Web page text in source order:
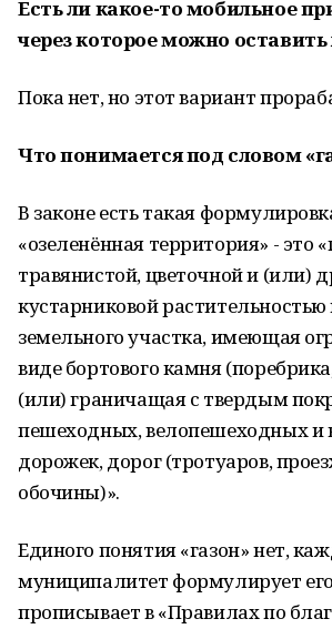
Есть ли какое-то мобильное
через которое можно
Пока нет, но этот вариант
Что понимается под словом
В законе есть такая
«озеленённая территория» - это
травянистой, цветочной и (или)
кустарниковой растительностью
земельного участка, имеющая
виде бортового камня
(или) граничащая с твердым
пешеходных, велопешеходных и
дорожек, дорог (тротуаров,
обочины)».
Единого понятия «газон» нет,
муниципалитет формулирует
прописывает в «Правилах по